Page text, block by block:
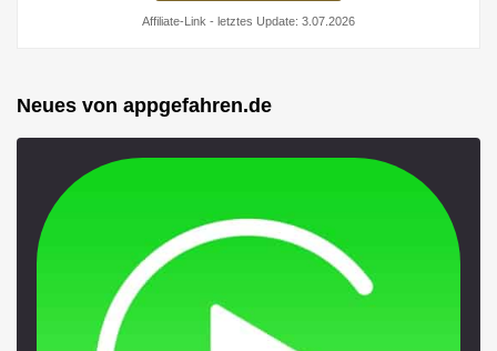
Affiliate-Link - letztes Update: 3.07.2026
Neues von appgefahren.de